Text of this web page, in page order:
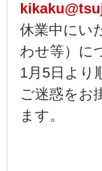
休業中にい
わせ等）に
1月5日より
ご迷惑をお
ます。